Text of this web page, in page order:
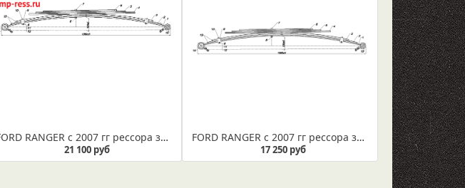
FORD RANGER с 2007 гг рессора задняя усиленная 7-ми листовая (Арт. IR 09-11ус)
21 100 руб
FORD RANGER с 2007 гг рессора задняя в сборе (Арт. IR 09-11в)
17 250 руб